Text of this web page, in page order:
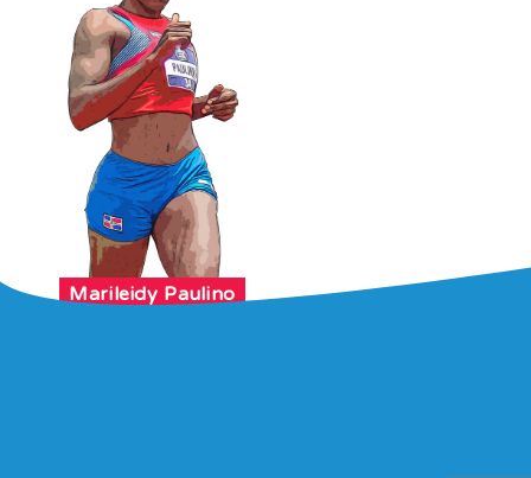
Marileidy Paulino